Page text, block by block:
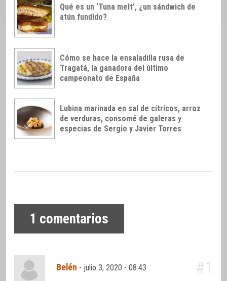
Qué es un ‘Tuna melt’, ¿un sándwich de
atún fundido?
Cómo se hace la ensaladilla rusa de
Tragatá, la ganadora del último
campeonato de España
Lubina marinada en sal de cítricos, arroz
de verduras, consomé de galeras y
especias de Sergio y Javier Torres
1 comentarios
Belén - julio 3, 2020 - 08:43 #1